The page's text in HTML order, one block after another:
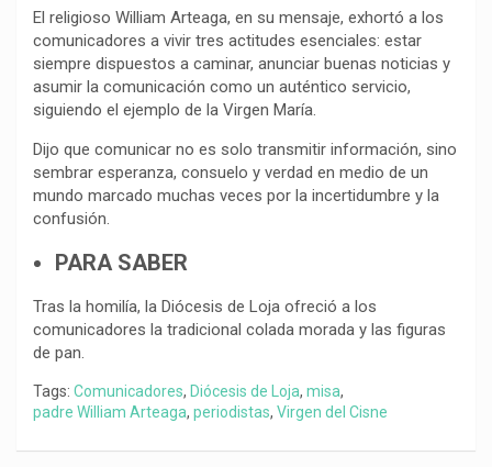
El religioso William Arteaga, en su mensaje, exhortó a los
comunicadores a vivir tres actitudes esenciales: estar
siempre dispuestos a caminar, anunciar buenas noticias y
asumir la comunicación como un auténtico servicio,
siguiendo el ejemplo de la Virgen María.
Dijo que comunicar no es solo transmitir información, sino
sembrar esperanza, consuelo y verdad en medio de un
mundo marcado muchas veces por la incertidumbre y la
confusión.
PARA SABER
Tras la homilía, la Diócesis de Loja ofreció a los
comunicadores la tradicional colada morada y las figuras
de pan.
Tags: Comunicadores, Diócesis de Loja, misa,
padre William Arteaga, periodistas, Virgen del Cisne